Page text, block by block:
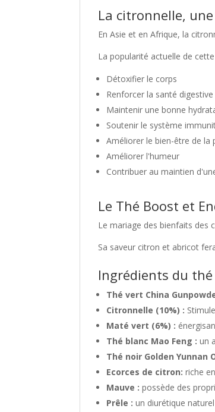
La citronnelle,
En Asie et en Afrique, la
La popularité actuelle de
Détoxifier le corps
Renforcer la santé digestive
Maintenir une bonne
Soutenir le système
Améliorer le bien-être de la
Améliorer l'humeur
Contribuer au maintien
Le Thé Boost et
Le mariage des bienfaits des
Sa saveur citron et abricot
Ingrédients du
Thé vert China
Citronnelle (10%) :
Maté vert (6%) :
Thé blanc Mao Feng :un
Thé noir Golden Yunnan
Ecorces de citron:riche
Mauve :possède des
Prêle :un diurétique naturel